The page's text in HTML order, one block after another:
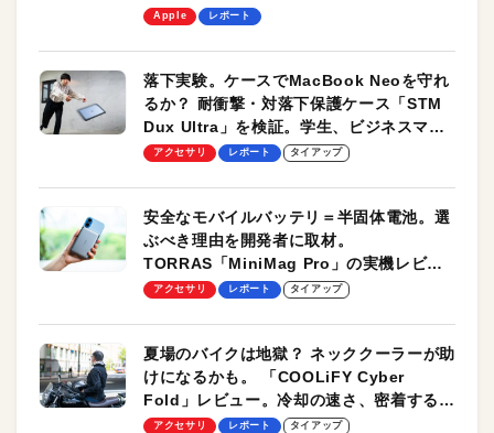
します！
Apple レポート
落下実験。ケースでMacBook Neoを守れ
るか？ 耐衝撃・対落下保護ケース「STM
Dux Ultra」を検証。学生、ビジネスマン
のモバイルユースに最適！
アクセサリ レポート タイアップ
安全なモバイルバッテリ＝半固体電池。選
ぶべき理由を開発者に取材。
TORRAS「MiniMag Pro」の実機レビュ
ーも
アクセサリ レポート タイアップ
夏場のバイクは地獄？ ネッククーラーが助
けになるかも。 「COOLiFY Cyber
Fold」レビュー。冷却の速さ、密着する冷
却プレート、シンプルな操作性がグッド！
アクセサリ レポート タイアップ